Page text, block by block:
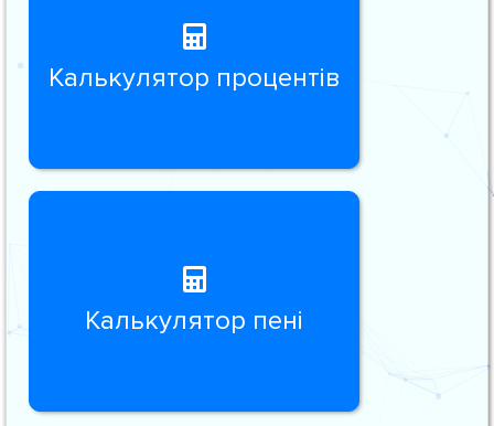
Калькулятор процентів
Калькулятор пені